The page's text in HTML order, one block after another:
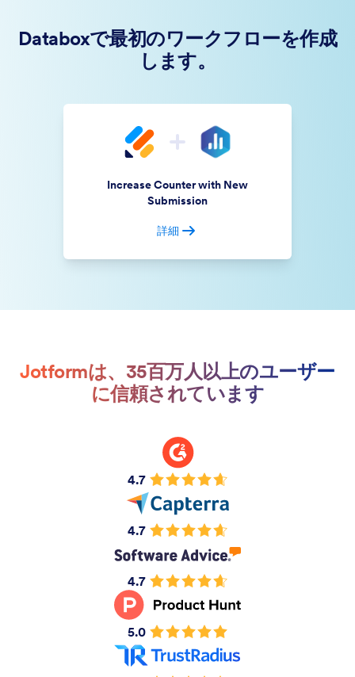
Databoxで最初のワークフローを作成
します。
Increase Counter with New
Submission
詳細
Jotformは、35百万人以上のユーザー
に信頼されています
4.7
4.7
4.7
5.0